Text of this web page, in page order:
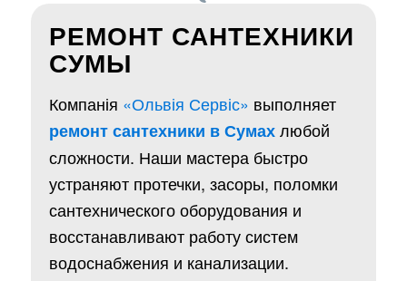
РЕМОНТ САНТЕХНИКИ
СУМЫ
Компанія «Ольвія Сервіс» выполняет
ремонт сантехники в Сумахлюбой
сложности. Наши мастера быстро
устраняют протечки, засоры, поломки
сантехнического оборудования и
восстанавливают работу систем
водоснабжения и канализации.